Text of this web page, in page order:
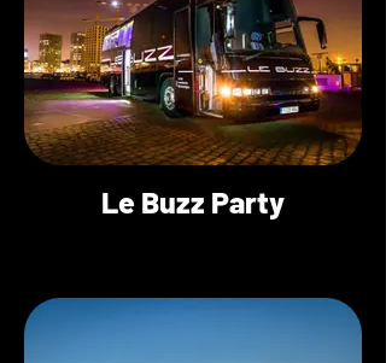
Le Buzz Party